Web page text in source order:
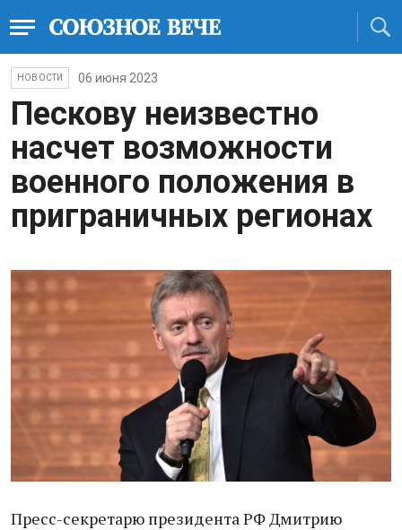
НОВОСТИ 06 июня 2023
Пескову неизвестно
насчет возможности
военного положения в
приграничных регионах
Пресс-секретарю президента РФ Дмитрию